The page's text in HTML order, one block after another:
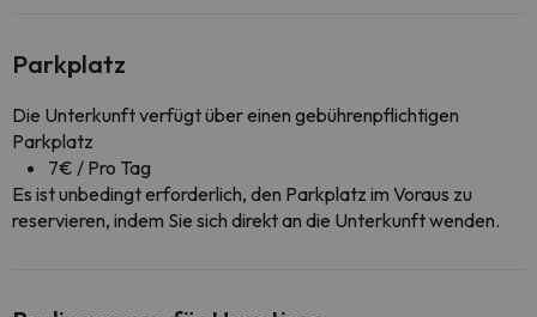
Parkplatz
Die Unterkunft verfügt über einen gebührenpflichtigen
Parkplatz
7€ / Pro Tag
Es ist unbedingt erforderlich, den Parkplatz im Voraus zu
reservieren, indem Sie sich direkt an die Unterkunft wenden.